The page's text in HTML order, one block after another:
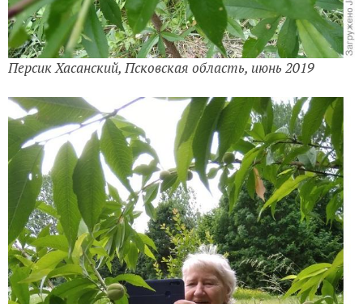
Персик Хасанский, Псковская область, июнь 2019